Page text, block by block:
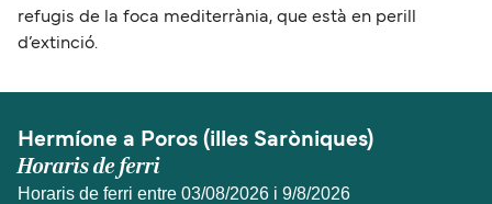
refugis de la foca mediterrània, que està en perill
d’extinció.
Hermíone a Poros (illes Saròniques)
Horaris de ferri
Horaris de ferri entre 03/08/2026 i 9/8/2026